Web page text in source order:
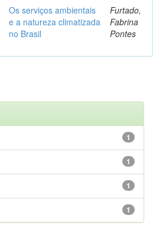
Os serviços ambientais
e a natureza climatizada
no Brasil
Furtado,
Fabrina
Pontes
1
1
1
1